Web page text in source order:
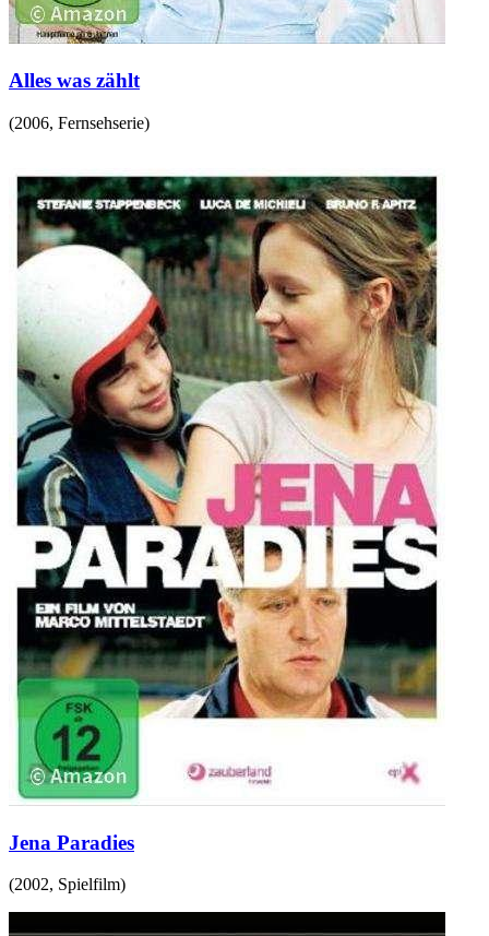
Alles was zählt
(2006, Fernsehserie)
Jena Paradies
(2002, Spielfilm)